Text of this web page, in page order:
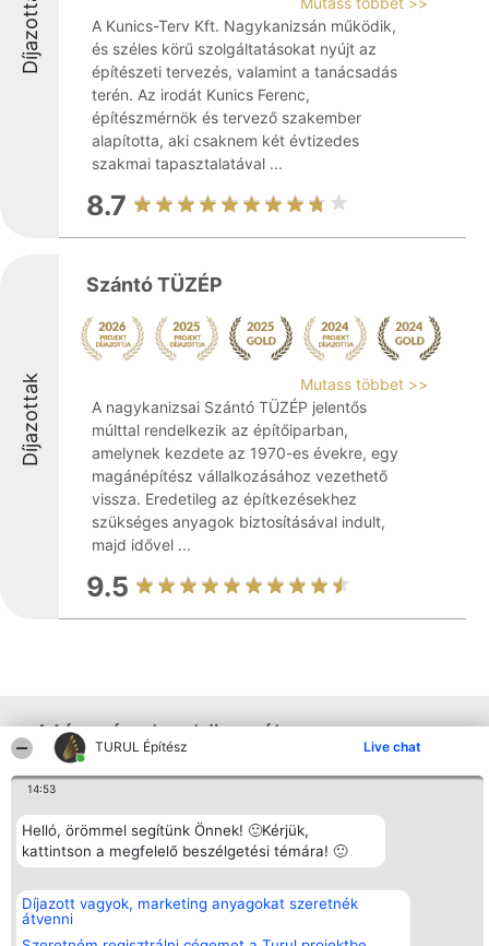
TURUL Építész Live chat
14:53
Helló, örömmel segítünk Önnek! 🙂Kérjük,
kattintson a megfelelő beszélgetési témára! 🙂
Díjazott vagyok, marketing anyagokat szeretnék
átvenni
Díjazottak
A Kunics-Terv Kft. Nagykanizsán működik,
és széles körű szolgáltatásokat nyújt az
építészeti tervezés, valamint a tanácsadás
terén. Az irodát Kunics Ferenc,
építészmérnök és tervező szakember
alapította, aki csaknem két évtizedes
szakmai tapasztalatával ...
8.7
Díjazottak
Szántó TÜZÉP
Mutass többet >>
A nagykanizsai Szántó TÜZÉP jelentős
múlttal rendelkezik az építőiparban,
amelynek kezdete az 1970-es évekre, egy
magánépítész vállalkozásához vezethető
vissza. Eredetileg az építkezésekhez
szükséges anyagok biztosításával indult,
majd idővel ...
9.5
Más cégek a környéken
SC Beautiful Company S.R.L.
Bulevardul Aleea Timișul De
Sus Nr. 2, Bl. A30, Sc. A, Et.
4, Ap. 13
Bukarest 53-238
Adószám 36737675
tel: +363 033 425 71
Nyertesek
Az összes
díjazottak
listája
Szabályok
Státusz
Prywatności
Elérhetőség